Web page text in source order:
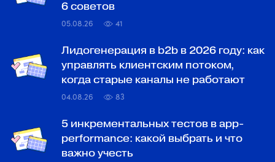
6 советов
05.08.26 41
Лидогенерация в b2b в 2026 году: как
управлять клиентским потоком,
когда старые каналы не работают
04.08.26 83
5 инкрементальных тестов в app-
performance: какой выбрать и что
важно учесть